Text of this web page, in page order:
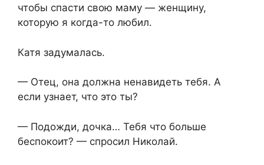
чтобы спасти свою маму — женщину,
которую я когда-то любил.
Катя задумалась.
— Отец, она должна ненавидеть тебя. А
если узнает, что это ты?
— Подожди, дочка… Тебя что больше
беспокоит? — спросил Николай.